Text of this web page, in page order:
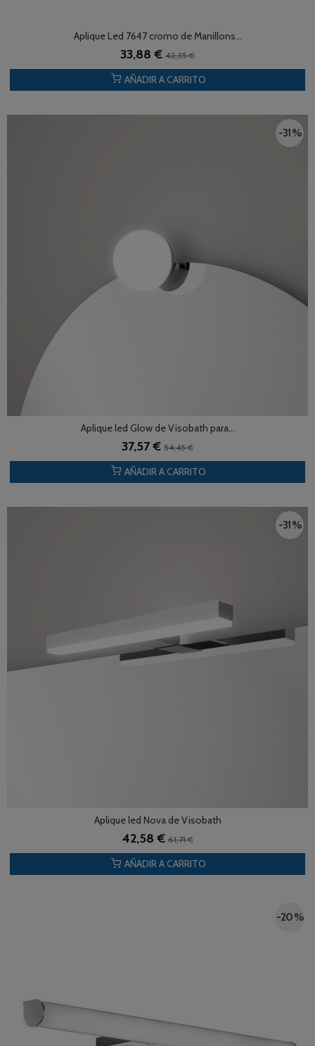
Aplique Led 7647 cromo de Manillons...
33,88 € 42,35 €
AÑADIR A CARRITO
-31 %
Aplique led Glow de Visobath para...
37,57 € 54,45 €
AÑADIR A CARRITO
-31 %
Aplique led Nova de Visobath
42,58 €61,71 €
AÑADIR A CARRITO
-20 %